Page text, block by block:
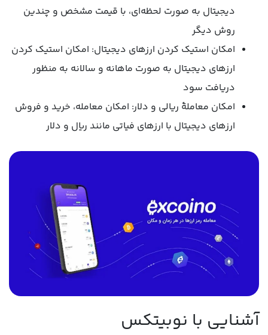
دیجیتال به صورت لحظه‌ای، با قیمت مشخص و چندین
روش دیگر
امکان استیک کردن ارزهای دیجیتال: امکان استیک کردن
ارزهای دیجیتال به صورت ماهانه و سالانه به منظور
دریافت سود
امکان معاملۀ ریالی و دلار: امکان معامله، خرید و فروش
ارزهای دیجیتال با ارزهای فیاتی مانند ریال و دلار
آشنایی با نوبیتکس